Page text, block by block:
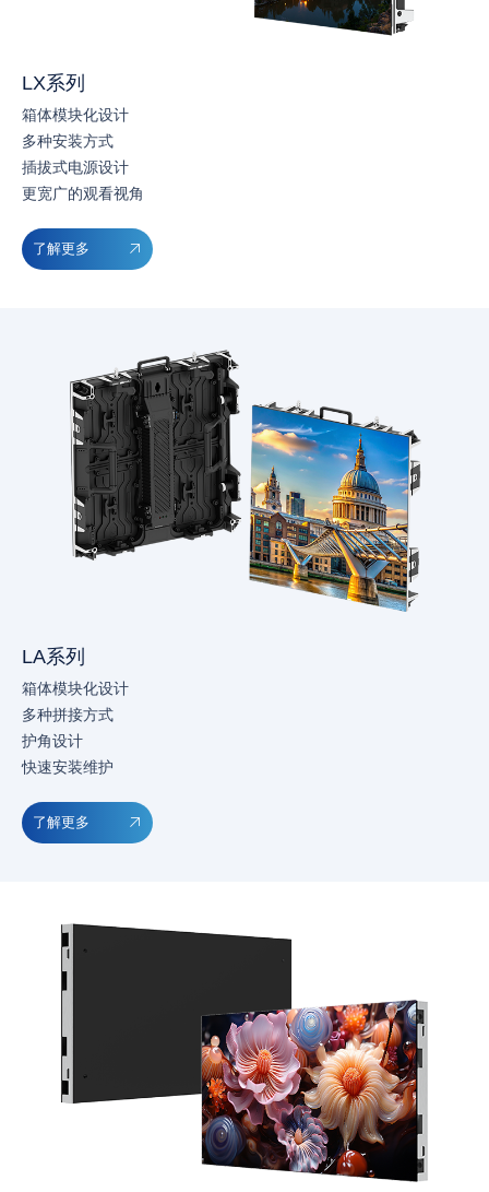
LX系列
箱体模块化设计
多种安装方式
插拔式电源设计
更宽广的观看视角
了解更多
LA系列
箱体模块化设计
多种拼接方式
护角设计
快速安装维护
了解更多